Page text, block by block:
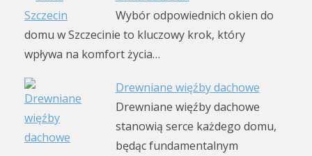
Wybór odpowiednich okien do
domu w Szczecinie to kluczowy krok, który
wpływa na komfort życia…
Drewniane więźby dachowe
Drewniane więźby dachowe
stanowią serce każdego domu,
będąc fundamentalnym